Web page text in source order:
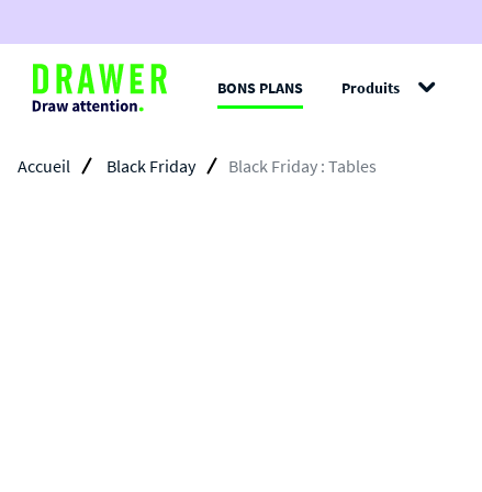
BONS PLANS Produits
Accueil Black Friday Black Friday : Tables